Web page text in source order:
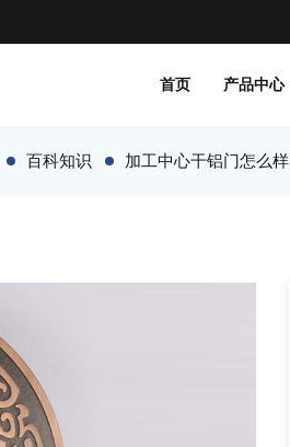
首页 产品中心
百科知识 加工中心干铝门怎么样